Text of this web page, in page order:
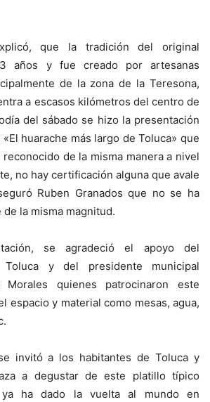
que la tradición del original
años y fue creado por artesanas
de la zona de la Teresona,
a escasos kilómetros del centro de
del sábado se hizo la presentación
huarache más largo de Toluca» que
de la misma manera a nivel
no hay certificación alguna que avale
Ruben Granados que no se ha
la misma magnitud.
se agradeció el apoyo del
Toluca y del presidente municipal
Morales quienes patrocinaron este
espacio y material como mesas, agua,
invitó a los habitantes de Toluca y
a degustar de este platillo típico
ya ha dado la vuelta al mundo en